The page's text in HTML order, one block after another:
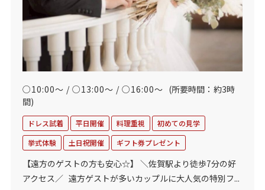
○10:00～ / ○13:00～ / ○16:00～ (所要時間：約3時
間)
ドレス試着 平日開催 料理重視
初めての見学
挙式体験
土日祝開催 ギフト券プレゼント
【遠方のゲストの方も安心☆】 ＼佐賀駅より徒歩7分の好
アクセス／ 遠方ゲストが多いカップルに大人気の特別フ...